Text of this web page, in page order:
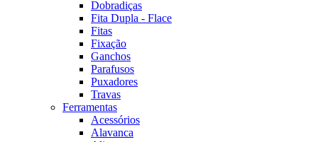
Dobradiças
Fita Dupla - Flace
Fitas
Fixação
Ganchos
Parafusos
Puxadores
Travas
Ferramentas
Acessórios
Alavanca